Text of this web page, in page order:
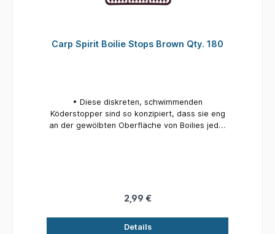
Carp Spirit Boilie Stops Brown Qty. 180
• Diese diskreten, schwimmenden
Köderstopper sind so konzipiert, dass sie eng
an der gewölbten Oberfläche von Boilies jeder
2,99 €
Details